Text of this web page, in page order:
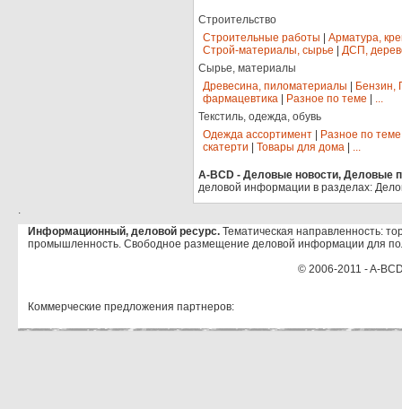
Строительство
Строительные работы
Арматура,
Строй-материалы, сырье
ДСП,
Сырье, материалы
Древесина, пиломатериалы
Бензин,
фармацевтика
Разное по теме
...
Текстиль, одежда, обувь
Одежда ассортимент
Разное по теме
скатерти
Товары для дома ...
A-BCD - Деловые новости, Деловые
деловой информации в разделах:
.
Информационный, деловой ресурс. Тематическая направленность:
промышленность. Свободное размещение деловой информации для
© 2006-2011 - A-
Коммерческие предложения партнеров: